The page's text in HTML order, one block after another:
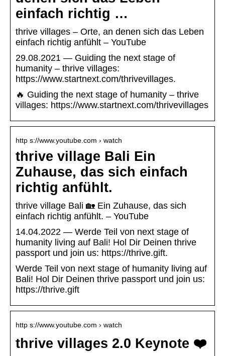
einfach richtig …
thrive villages – Orte, an denen sich das Leben
einfach richtig anfühlt – YouTube
29.08.2021 — Guiding the next stage of
humanity – thrive villages:
https://www.startnext.com/thrivevillages.
🔥 Guiding the next stage of humanity – thrive
villages: https://www.startnext.com/thrivevillages
http s://www.youtube.com › watch
thrive village Bali Ein
Zuhause, das sich einfach
richtig anfühlt.
thrive village Bali 🏡 Ein Zuhause, das sich
einfach richtig anfühlt. – YouTube
14.04.2022 — Werde Teil von next stage of
humanity living auf Bali! Hol Dir Deinen thrive
passport und join us: https://thrive.gift.
Werde Teil von next stage of humanity living auf
Bali! Hol Dir Deinen thrive passport und join us:
https://thrive.gift
http s://www.youtube.com › watch
thrive villages 2.0 Keynote ❤️